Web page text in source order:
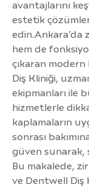
avantajlarını
estetik
edin.Ankara’da
hem de
çıkaran
Diş Kliniği,
ekipmanları ile
hizmetlerle
kaplamaların
sonrası
güven sunarak,
Bu makalede,
ve Dentwell Diş